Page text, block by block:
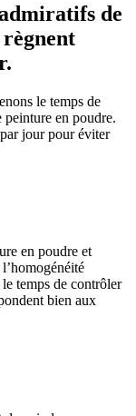
de
le temps de
peinture en poudre.
jour pour éviter
en poudre et
temps de contrôler
bien aux